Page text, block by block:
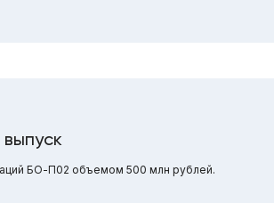
БО-П02 объемом 500 млн рублей.